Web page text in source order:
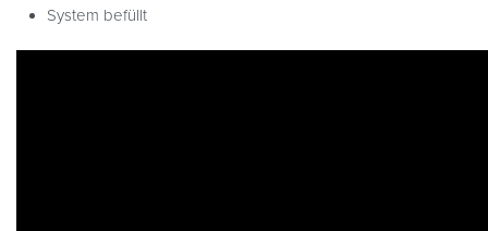
System befüllt